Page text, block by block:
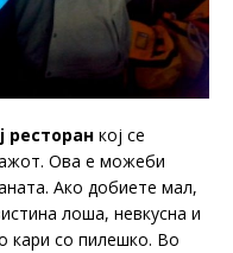
ресторан кој се
Ова е можеби
Ако добиете мал,
лоша, невкусна и
кари со пилешко. Во